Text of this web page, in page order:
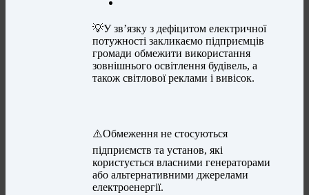
💡У зв’язку з дефіцитом електричної
потужності закликаємо підприємців
громади обмежити використання
зовнішнього освітлення будівель, а
також світлової реклами і вивісок.
⚠️Обмеження не стосуються
підприємств та установ, які
користується власними генераторами
або альтернативними джерелами
електроенергії.